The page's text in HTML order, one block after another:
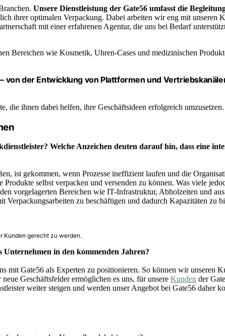
Unsere Dienstleistung der Gate56 umfasst die
ihrer optimalen Verpackung. Dabei arbeiten wir eng mit unseren
mit einer erfahrenen Agentur, die uns bei Bedarf
Bereichen wie Kosmetik, Uhren-Cases und medizinischen
der Entwicklung von Plattformen und
die ihnen dabei helfen, ihre Geschäftsideen erfolgreich umzusetzen.
Welche Anzeichen deuten darauf hin, dass eine
ist gekommen, wenn Prozesse ineffizient laufen und die
selbst verpacken und versenden zu können. Was viele
vorgelagerten Bereichen wie IT-Infrastruktur, Abholzeiten und
zu beschäftigen und dadurch Kapazitäten zu
Kunden gerecht zu werden.
in den kommenden Jahren?
Gate56 als Experten zu positionieren. So können wir unseren
Geschäftsfelder ermöglichen es uns, für unsere Kunden der
weiter steigen und werden unser Angebot bei Gate56 daher